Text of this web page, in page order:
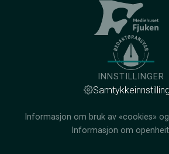
INNSTILLINGER
Informasjon om bruk av «cookies»
Informasjon om